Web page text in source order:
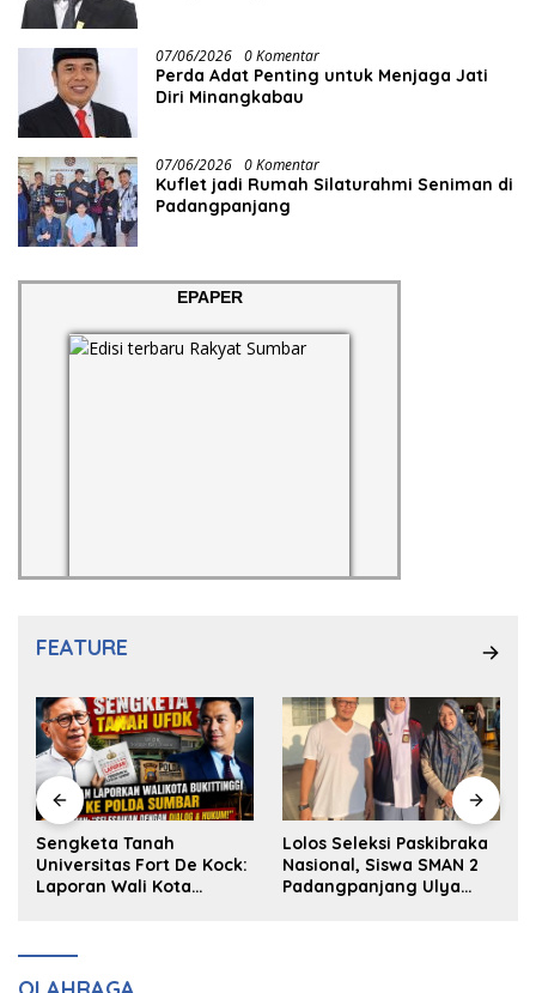
07/06/2026 0 Komentar
Perda Adat Penting untuk Menjaga Jati
Diri Minangkabau
07/06/2026 0 Komentar
Kuflet jadi Rumah Silaturahmi Seniman di
Padangpanjang
EPAPER
FEATURE
Sengketa Tanah
Universitas Fort De Kock:
Laporan Wali Kota
Lolos Seleksi Paskibraka
Nasional, Siswa SMAN 2
Padangpanjang Ulya